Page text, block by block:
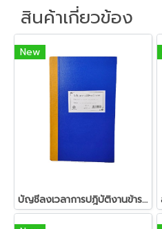
สินค้าเกี่ยวข้อง
New
บัญชีลงเวลาการปฎิบัติงานข้าราชการ (หน้าเดี่ยว)